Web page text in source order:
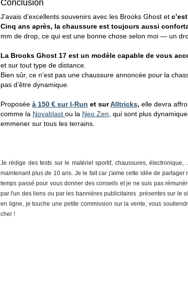
Conclusion
J’avais d’excellents souvenirs avec les Brooks Ghost et
Cinq ans après, la chaussure est toujours aussi
mm de drop, ce qui est une bonne chose selon moi — un
La Brooks Ghost 17 est un modèle capable de vous
et sur tout type de distance.
Bien sûr, ce n’est pas une chaussure annoncée pour la
pas d’être dynamique.
Proposée à 150 € sur I-Run et surAlltricks, elle devra
comme la Novablast ou la Neo Zen , qui sont plus
emmener sur tous les terrains.
Je rédige des tests sur le matériel sportif, chaussures, électronique,
maintenant plus de 10 ans. Je le fait car j'aime cette idée de partager
temps passé pour vous donner des conseils et je ne suis pas
par l'un des liens ou par les bannières publicitaires présentes sur le
en ligne, je touche une petite commission sur la vente, vous
cher !